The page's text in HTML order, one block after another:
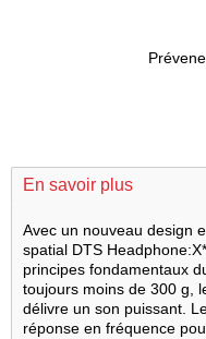
En savoir plus
Avec un nouveau design
spatial DTS
principes fondamentaux
toujours moins de 300 g,
délivre un son puissant.
réponse en fréquence